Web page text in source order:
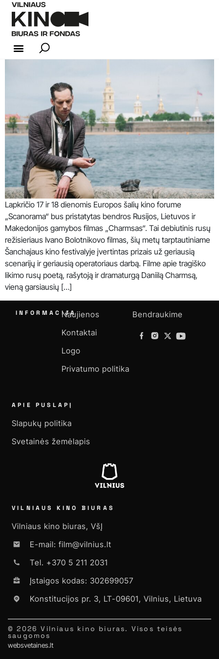
Lapkričio 17 ir 18 dienomis Europos šalių kino forume
„Scanorama“ bus pristatytas bendros Rusijos, Lietuvos ir
Makedonijos gamybos filmas „Charmsas“. Tai debiutinis rusų
režisieriaus Ivano Bolotnikovo filmas, šių metų tarptautiniame
Šanchajaus kino festivalyje įvertintas prizais už geriausią
scenarijų ir geriausią operatoriaus darbą. Filme apie tragiško
likimo rusų poetą, rašytoją ir dramaturgą Daniilą Charmsą,
vieną garsiausių […]
INFORMACIJANaujienos
Kontaktai
Logo
Privatumo politika
Bendraukime
APIE PUSLAPĮ
Slapukų politika
Svetainės žemėlapis
VILNIAUS KINO BIURAS
Vilniaus kino biuras, VšĮ
E-mail: film@vilnius.lt
Tel. +370 5 211 2031
Įstaigos kodas: 302699057
Konstitucijos pr. 3, LT-09601, Vilnius, Lietuva
© 2026 Vilniaus kino biuras. Visos teisės
saugomos
websvetaines.lt